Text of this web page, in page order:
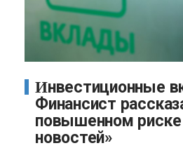
Инвестиционные вклады.
Финансист
повышенном
новостей»